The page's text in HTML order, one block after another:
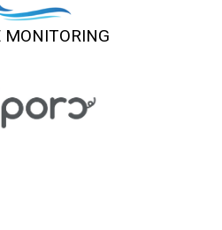
MONITORING